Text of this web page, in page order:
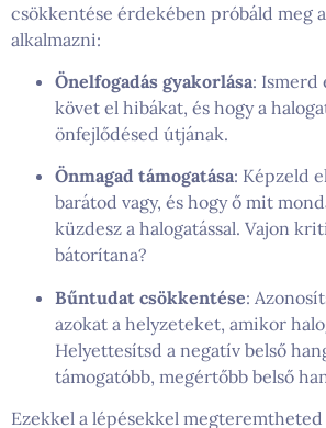
csökkentése érdekében próbáld meg
alkalmazni:
Önelfogadás gyakorlása: Ismerd
követ el hibákat, és hogy a
önfejlődésed útjának.
Önmagad támogatása: Képzeld
barátod vagy, és hogy ő mit
küzdesz a halogatással. Vajon
bátorítana?
Bűntudat csökkentése:
azokat a helyzeteket, amikor
Helyettesítsd a negatív belső
támogatóbb, megértőbb belső
Ezekkel a lépésekkel megteremtheted